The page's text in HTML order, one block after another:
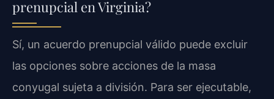
prenupcial en Virginia?
Sí, un acuerdo prenupcial válido puede excluir
las opciones sobre acciones de la masa
conyugal sujeta a división. Para ser ejecutable,